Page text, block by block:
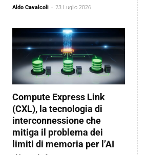
Aldo Cavalcoli - 23 Luglio 2026
Compute Express Link
(CXL), la tecnologia di
interconnessione che
mitiga il problema dei
limiti di memoria per l’AI